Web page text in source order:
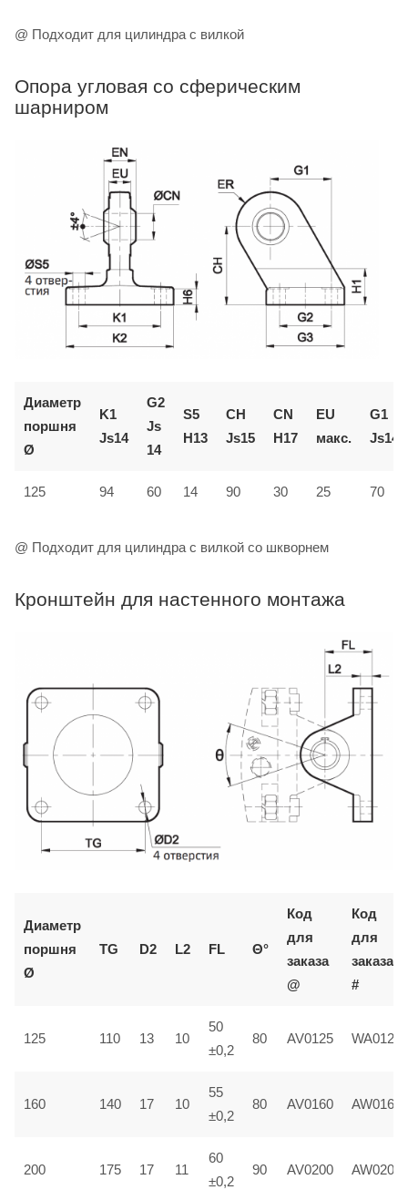
@ Подходит для цилиндра с вилкой
Опора угловая со сферическим
шарниром
Диаметр
поршня
Ø
K1
Js14
G2
Js
14
S5
H13
CH
Js15
CN
H17
EU
макс.
G1
Js14
125 94 60 14 90 30 25 70
@ Подходит для цилиндра с вилкой со шкворнем
Кронштейн для настенного монтажа
Диаметр
поршня
Ø
TG D2 L2 FL Θ°
Код
для
заказа
@
Код
для
заказа
#
125 110 13 10
50
±0,2
80 AV0125 WA0125
160 140 17 10
55
±0,2
80 AV0160 AW0160
200 175 17 11
60
±0,2
90 AV0200 AW0200